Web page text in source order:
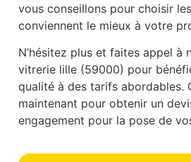
vous conseillons pour choisir
conviennent le mieux à votre
N’hésitez plus et faites appel à
vitrerie lille (59000) pour
qualité à des tarifs abordables.
maintenant pour obtenir un
engagement pour la pose de